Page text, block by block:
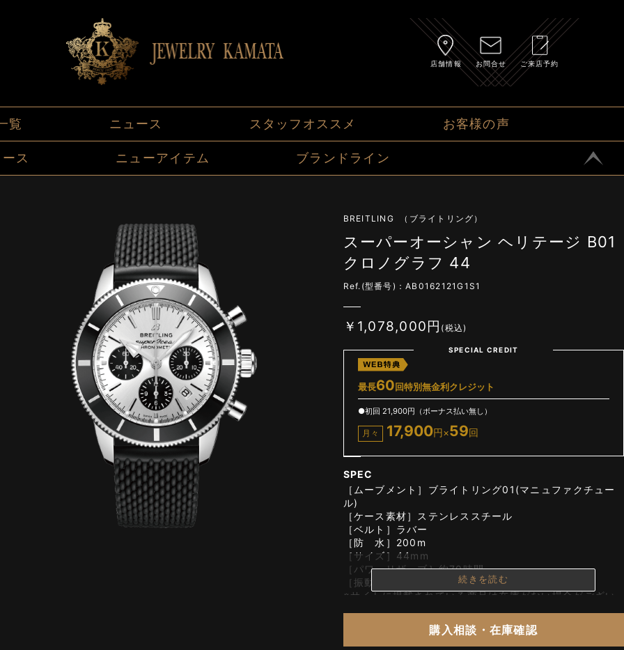
店舗情報 お問合せ ご来店予約
覧 ニュース スタッフオススメ お客様の声
ス ニューアイテム ブランドライン
BREITLING （ブライトリング）
スーパーオーシャン ヘリテージ B01
クロノグラフ 44
Ref.(型番号)：AB0162121G1S1
￥1,078,000円 (税込)
SPECIAL CREDIT
最長60回特別無金利クレジット
●初回 21,900円（ボーナス払い無し）
月々 17,900円×59回
SPEC
続きを読む
［ムーブメント］ブライトリング01(マニュファクチュー
ル)
［ケース素材］ステンレススチール
［ベルト］ラバー
［防 水］200m
［サイズ］44mm
［パワーリザーブ］約70時間
［振動数］28,800回/時
※サイトに掲載されている商品は在庫がない場合がござい
購入相談・在庫確認